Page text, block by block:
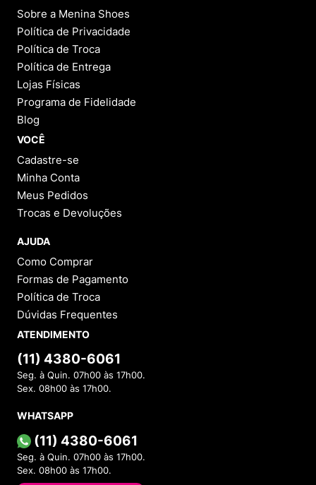
Sobre a Menina Shoes
Política de Privacidade
Política de Troca
Política de Entrega
Lojas Físicas
Programa de Fidelidade
Blog
VOCÊ
Cadastre-se
Minha Conta
Meus Pedidos
Trocas e Devoluções
AJUDA
Como Comprar
Formas de Pagamento
Política de Troca
Dúvidas Frequentes
ATENDIMENTO
(11) 4380-6061
Seg. à Quin. 07h00 às 17h00.
Sex. 08h00 às 17h00.
WHATSAPP
(11) 4380-6061
Seg. à Quin. 07h00 às 17h00.
Sex. 08h00 às 17h00.